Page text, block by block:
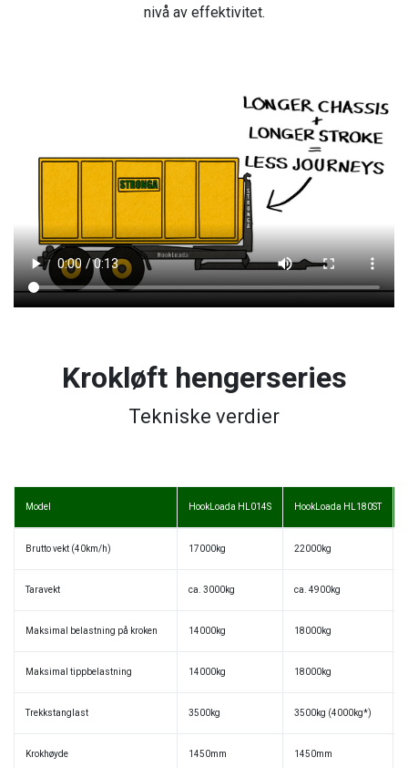
nivå av effektivitet.
Krokløft hengerseries
Tekniske verdier
Model HookLoada HL014S HookLoada HL180ST
Brutto vekt (40km/h) 17000kg 22000kg
Taravekt ca. 3000kg ca. 4900kg
Maksimal belastning på kroken 14000kg 18000kg
Maksimal tippbelastning 14000kg 18000kg
Trekkstanglast 3500kg 3500kg (4000kg*)
Krokhøyde 1450mm 1450mm